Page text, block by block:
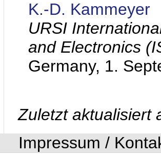
K.-D. Kammeyer
URSI
and Electronics
Germany, 1.
Zuletzt aktualisiert
Impressum /